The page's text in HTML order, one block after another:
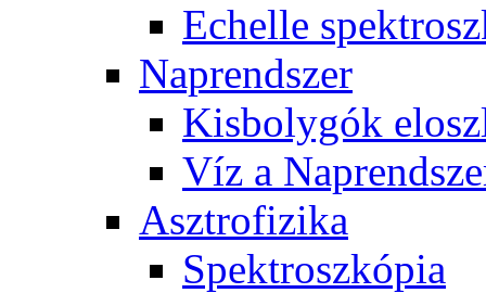
Echel­le
Nap­rend­szer
Kis­boly­gók
Víz a
Aszt­ro­fi­zi­ka
Spekt­rosz­kó­pia